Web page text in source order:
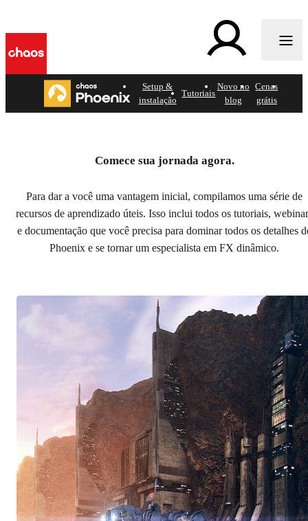
Phoenix
Setup &
instalação
Tutoriais
Novo no
blog
Cenas
grátis
Comece sua jornada agora.
Para dar a você uma vantagem inicial, compilamos uma série de
recursos de aprendizado úteis. Isso inclui todos os tutoriais,
e documentação que você precisa para dominar todos os detalhes
Phoenix e se tornar um especialista em FX dinâmico.